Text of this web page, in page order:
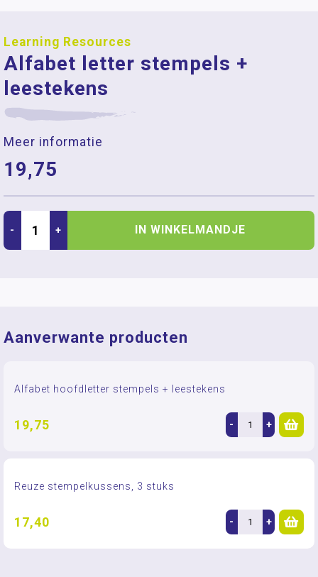
Learning Resources
Alfabet letter stempels +
leestekens
Meer informatie
19,75
- + IN WINKELMANDJE
Aanverwante producten
Alfabet hoofdletter stempels + leestekens
19,75 - +
Reuze stempelkussens, 3 stuks
17,40 - +